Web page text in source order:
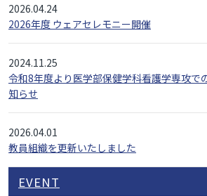
2026.04.24
2026年度 ウェアセレモニー開催
2024.11.25
令和8年度より医学部保健学科看護学専攻で
知らせ
2026.04.01
教員組織を更新いたしました
EVENT